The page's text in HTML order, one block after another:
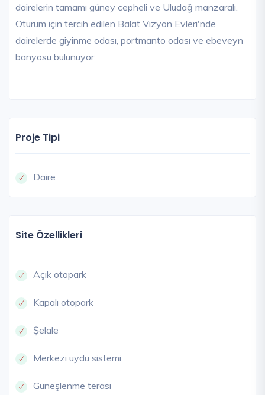
dairelerin tamamı güney cepheli ve Uludağ manzaralı.
Oturum için tercih edilen Balat Vizyon Evleri'nde
dairelerde giyinme odası, portmanto odası ve ebeveyn
banyosu bulunuyor.
Proje Tipi
Daire
Site Özellikleri
Açık otopark
Kapalı otopark
Şelale
Merkezi uydu sistemi
Güneşlenme terası